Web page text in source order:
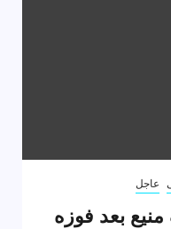
عاجل
بعد فوزه